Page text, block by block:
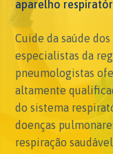
aparelho
Cuide da saúde
especialistas da
pneumologistas
altamente
do sistema
doenças
respiração